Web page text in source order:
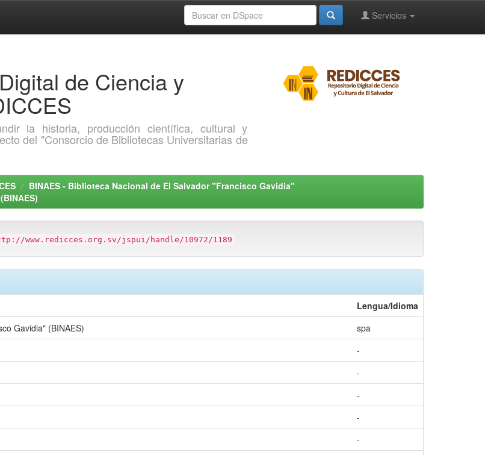
Servicios
de Ciencia y
la historia, producción científica, cultural y
del "Consorcio de Bibliotecas Universitarias de
BINAES - Biblioteca Nacional de El Salvador "Francisco Gavidia"
www.redicces.org.sv/jspui/handle/10972/1189
Lengua/Idioma
Gavidia" (BINAES)
spa
-
-
-
-
-